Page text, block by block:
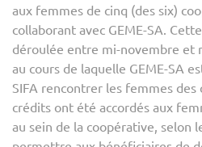
aux femmes de cinq (des six)
collaborant avec GEME-SA.
déroulée entre mi-novembre et
au cours de laquelle GEME-SA
SIFA rencontrer les femmes des
crédits ont été accordés aux
au sein de la coopérative, selon